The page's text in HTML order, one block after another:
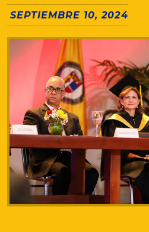
SEPTIEMBRE 10, 2024